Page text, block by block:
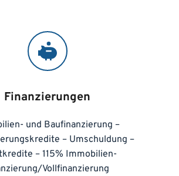
Finanzierungen
und Baufinanzierung –
– Umschuldung –
– 115% Immobilien­
Vollfinanzierung